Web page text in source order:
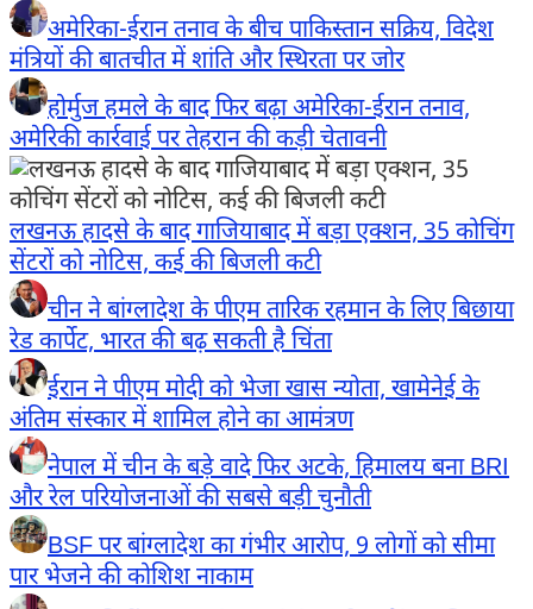
अमेरिका-ईरान तनाव के बीच पाकिस्तान सक्रिय, विदेश
मंत्रियों की बातचीत में शांति और स्थिरता पर जोर
होर्मुज हमले के बाद फिर बढ़ा अमेरिका-ईरान तनाव,
अमेरिकी कार्रवाई पर तेहरान की कड़ी चेतावनी
लखनऊ हादसे के बाद गाजियाबाद में बड़ा एक्शन, 35 कोचिंग
सेंटरों को नोटिस, कई की बिजली कटी
चीन ने बांग्लादेश के पीएम तारिक रहमान के लिए बिछाया
रेड कार्पेट, भारत की बढ़ सकती है चिंता
ईरान ने पीएम मोदी को भेजा खास न्योता, खामेनेई के
अंतिम संस्कार में शामिल होने का आमंत्रण
नेपाल में चीन के बड़े वादे फिर अटके, हिमालय बना BRI
और रेल परियोजनाओं की सबसे बड़ी चुनौती
BSF पर बांग्लादेश का गंभीर आरोप, 9 लोगों को सीमा
पार भेजने की कोशिश नाकाम